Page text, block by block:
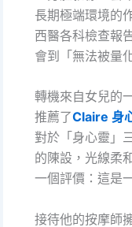
長期極端環境的
西醫各科檢查報
會到「無法被量
轉機來自女兒的
推薦了Claire 身
對於「身心靈」
的陳設，光線柔
一個評價：這是
接待他的按摩師